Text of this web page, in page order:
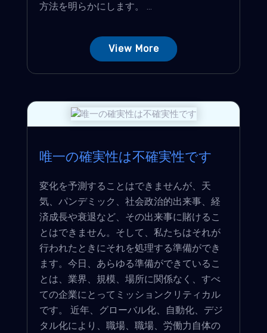
方法を明らかにします。 ...
View More
唯一の確実性は不確実性です
変化を予測することはできませんが、天
気、パンデミック、社会政治的出来事、経
済成長や衰退など、その出来事に賭けるこ
とはできません。そして、私たちはそれが
行われたときにそれを処理する準備ができ
ます。今日、あらゆる準備ができているこ
とは、業界、規模、場所に関係なく、すべ
ての企業にとってミッションクリティカル
です。 近年、グローバル化、自動化、デジ
タル化により、職場、職場、労働力自体の